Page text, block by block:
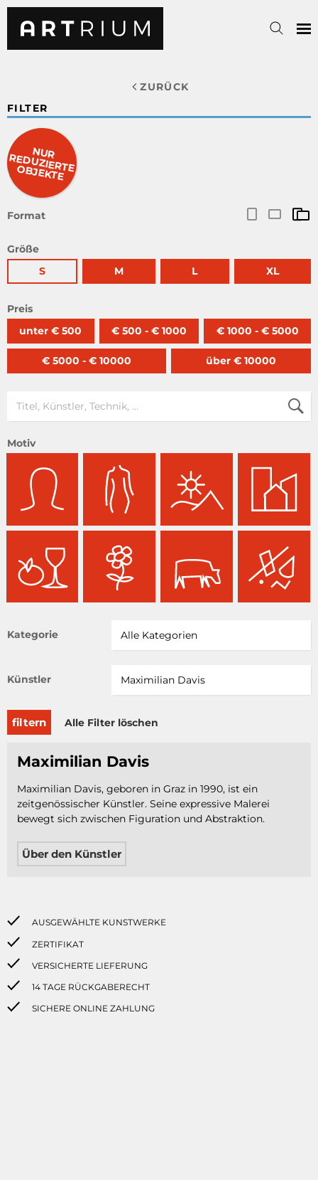
ZURÜCK
FILTER
NUR
RED
UZIERTE O
BJEKTE
Format
Größe
S
M L XL
Preis
unter € 500
€ 500 - € 1000 € 1000 - € 5000
€ 5000 - € 10000 über € 10000
Motiv
Kategorie
Künstler
filtern Alle Filter löschen
Maximilian Davis
Maximilian Davis, geboren in Graz in 1990, ist ein
zeitgenössischer Künstler. Seine expressive Malerei
bewegt sich zwischen Figuration und Abstraktion.
Über den Künstler
AUSGEWÄHLTE KUNSTWERKE
ZERTIFIKAT
VERSICHERTE LIEFERUNG
14 TAGE RÜCKGABERECHT
SICHERE ONLINE ZAHLUNG